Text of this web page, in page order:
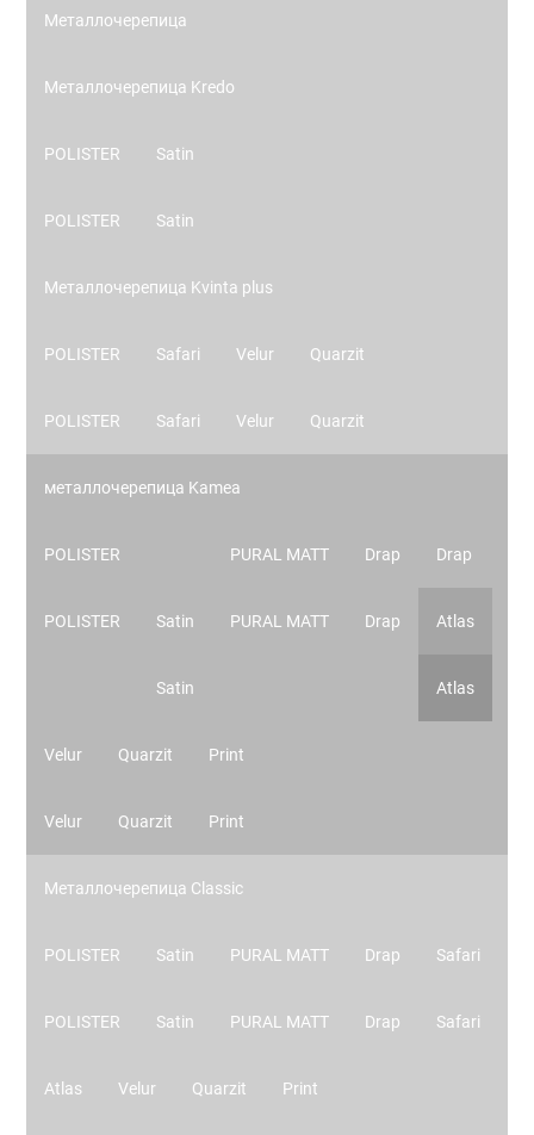
Металлочерепица
Металлочерепица Kredo
POLISTER
POLISTER
Satin
Satin
Металлочерепица Kvinta plus
POLISTER
POLISTER
Safari
Safari
Velur
Velur
Quarzit
Quarzit
металлочерепица Kamea
POLISTER
POLISTER Satin
Satin
PURAL MATT
PURAL MATT
Drap
Drap
Drap
Atlas
Atlas
Velur
Velur
Quarzit
Quarzit
Print
Print
Металлочерепица Classic
POLISTER
POLISTER
Satin
Satin
PURAL MATT
PURAL MATT
Drap
Drap
Safari
Safari
Atlas Velur Quarzit Print